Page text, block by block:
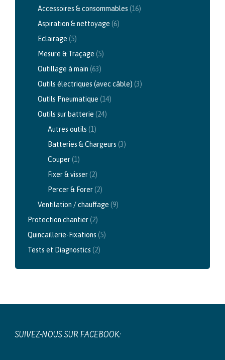
Accessoires & consommables (16)
Aspiration & nettoyage (6)
Eclairage (5)
Mesure & Traçage (5)
Outillage à main (63)
Outils électriques (avec câble) (3)
Outils Pneumatique (14)
Outils sur batterie (24)
Autres outils (1)
Batteries & Chargeurs (3)
Couper(1)
Fixer & visser(2)
Percer & Forer(2)
Ventilation / chauffage (9)
Protection chantier(2)
Quincaillerie-Fixations (5)
Tests et Diagnostics (2)
SUIVEZ-NOUS SUR FACEBOOK: